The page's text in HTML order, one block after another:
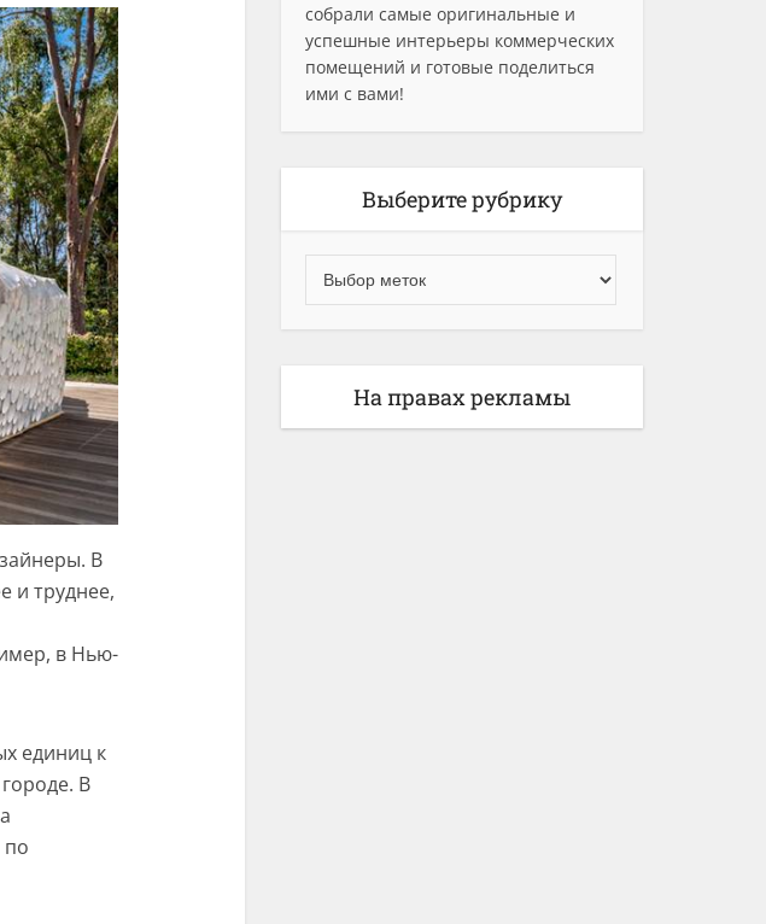
В
и труднее,
в Нью-
единиц к
В
по
собрали самые оригинальные и
успешные интерьеры коммерческих
помещений и готовые поделиться
ими с вами!
Выберите рубрику
На правах рекламы